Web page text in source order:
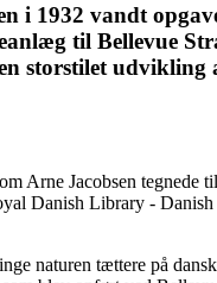
i 1932 vandt
til Bellevue
storstilet udvikling
Arne Jacobsen tegnede
Danish Library -
naturen tættere på